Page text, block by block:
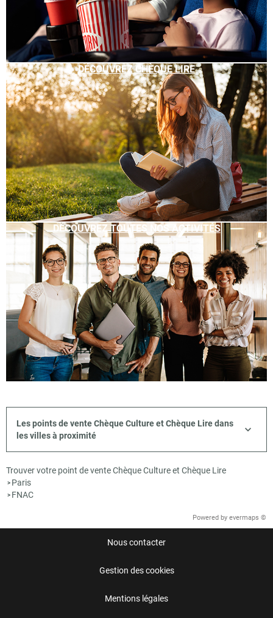
DÉCOUVREZ CHÈQUE LIRE
DÉCOUVREZ TOUTES NOS ACTIVITÉS
Les points de vente Chèque Culture et Chèque Lire dans
les villes à proximité
Trouver votre point de vente Chèque Culture et Chèque Lire
> Paris
> FNAC
Powered by evermaps ©
Nous contacter
Gestion des cookies
Mentions légales